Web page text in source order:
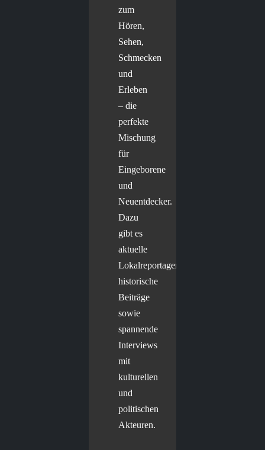
zum
Hören,
Sehen,
Schmecken
und
Erleben
– die
perfekte
Mischung
für
Eingeborene
und
Neuentdecker.
Dazu
gibt es
aktuelle
Lokalreportagen,
historische
Beiträge
sowie
spannende
Interviews
mit
kulturellen
und
politischen
Akteuren.